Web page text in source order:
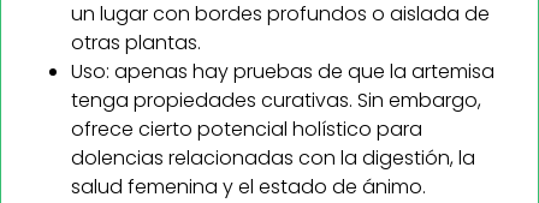
un lugar con bordes profundos o aislada de
otras plantas.
Uso: apenas hay pruebas de que la artemisa
tenga propiedades curativas. Sin embargo,
ofrece cierto potencial holístico para
dolencias relacionadas con la digestión, la
salud femenina y el estado de ánimo.